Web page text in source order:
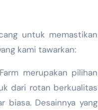
untuk memastikan
kami tawarkan:
merupakan pilihan
dari rotan berkualitas
biasa. Desainnya yang